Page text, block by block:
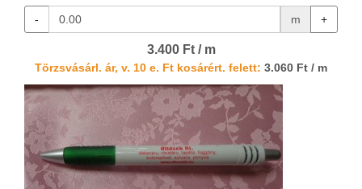
- m +
3.400 Ft / m
Törzsvásárl. ár, v. 10 e. Ft kosárért. felett: 3.060 Ft / m